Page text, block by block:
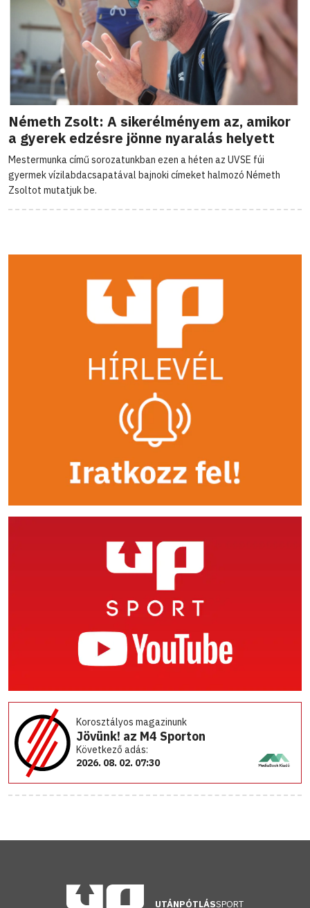
Németh Zsolt: A sikerélményem az, amikor
a gyerek edzésre jönne nyaralás helyett
Mestermunka című sorozatunkban ezen a héten az UVSE fúi
gyermek vízilabdacsapatával bajnoki címeket halmozó Németh
Zsoltot mutatjuk be.
Korosztályos magazinunk
Jövünk! az M4 Sporton
Következő adás:
2026. 08. 02. 07:30
UTÁNPÓTLÁSSPORT